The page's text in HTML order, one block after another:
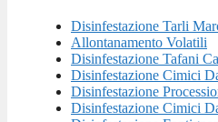
Disinfestazione Tarli
Allontanamento Volatili
Disinfestazione Tafani
Disinfestazione Cimici
Disinfestazione
Disinfestazione Cimici